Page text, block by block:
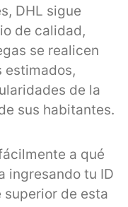
DHL sigue
de calidad,
se realicen
estimados,
de la
sus habitantes.
a qué
ingresando tu ID
de esta